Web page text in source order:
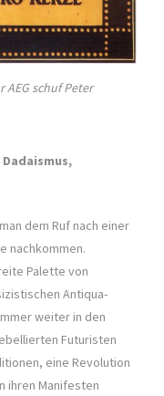
schuf Peter
dem Ruf nach einer
nachkommen.
Palette von
Antiqua-
weiter in den
Futuristen
eine Revolution
ihren Manifesten